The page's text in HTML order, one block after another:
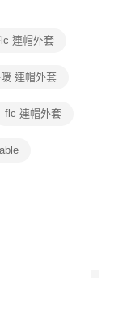
顯示為準，若有關於
繫「AFTEE先享後付
support/home
享後付」服務完成之交
之同意方可使用
用戶狀況，依本公司即
連帽外套
連帽外套
flc 連帽外套